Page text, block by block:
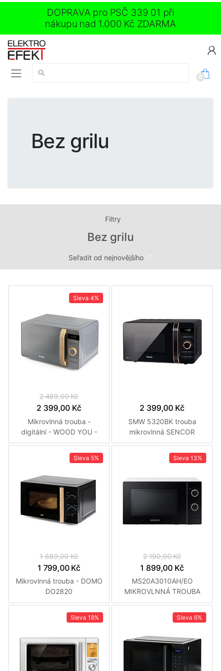
DOPRAVA pro PSČ 339 01 při
nákupu nad 1.000 Kč ZDARMA
Vyhledávání:
0
Bez grilu
Filtry
Bez grilu
Sleva 4%
2 489,00 Kč
2 399,00 Kč
Mikrovlnná trouba -
digitální - WOOD YOU -
DOMO DO3420
2 399,00 Kč
SMW 5320BK trouba
mikrovlnná SENCOR
Sleva 5%
1 889,00 Kč
1 799,00 Kč
Mikrovlnná trouba - DOMO
DO2820
Sleva 13%
2 190,00 Kč
1 899,00 Kč
MS20A3010AH/EO
MIKROVLNNÁ TROUBA
SAMSUNG
Sleva 18% Sleva 6%